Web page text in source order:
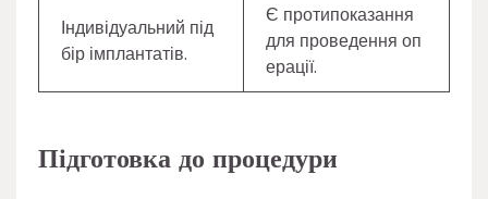
Індивідуальний під
бір імплантатів.
Є протипоказання
для проведення оп
ерації.
Підготовка до процедури